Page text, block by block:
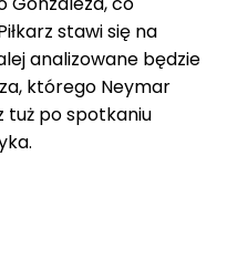
stawi się na
analizowane będzie
którego Neymar
tuż po spotkaniu